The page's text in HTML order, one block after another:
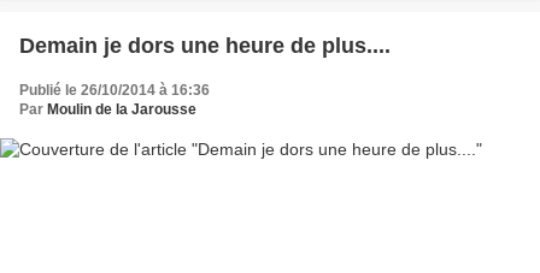
Demain je dors une heure de plus....
Publié le 26/10/2014 à 16:36
Par Moulin de la Jarousse